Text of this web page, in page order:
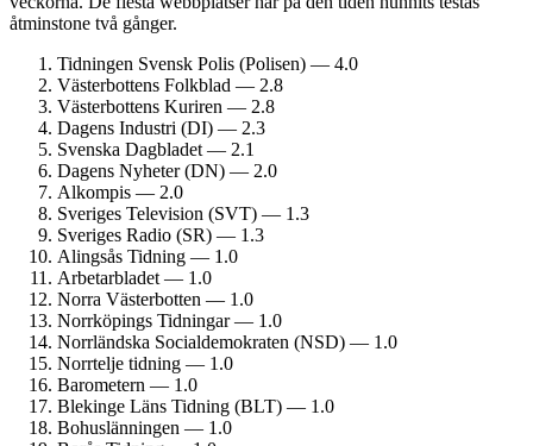
åtminstone två gånger.
Tidningen Svensk Polis (Polisen) — 4.0
Västerbottens Folkblad — 2.8
Västerbottens Kuriren — 2.8
Dagens Industri (DI) — 2.3
Svenska Dagbladet — 2.1
Dagens Nyheter (DN) — 2.0
Alkompis — 2.0
Sveriges Television (SVT) — 1.3
Sveriges Radio (SR) — 1.3
Alingsås Tidning — 1.0
Arbetarbladet — 1.0
Norra Västerbotten — 1.0
Norrköpings Tidningar — 1.0
Norrländska Social­demokraten (NSD) — 1.0
Norrtelje tidning — 1.0
Barometern — 1.0
Blekinge Läns Tidning (BLT) — 1.0
Bohuslänningen — 1.0